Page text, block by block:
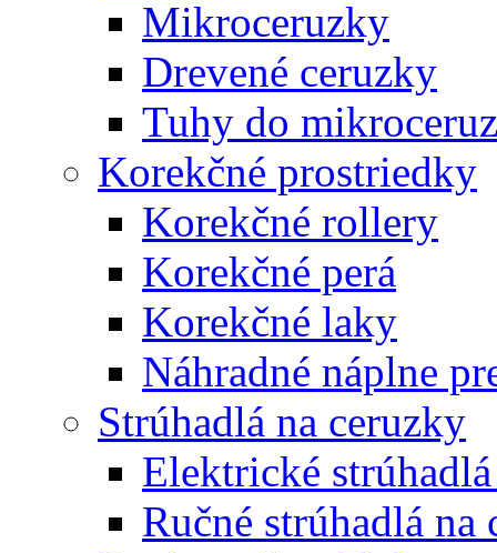
Mikroceruzky
Drevené ceruzky
Tuhy do
Korekčné prostriedky
Korekčné rollery
Korekčné perá
Korekčné laky
Náhradné náplne
Strúhadlá na ceruzky
Elektrické
Ručné strúhadlá na